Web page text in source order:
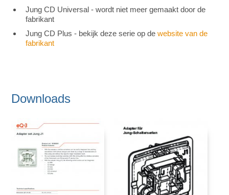
Jung CD Universal - wordt niet meer gemaakt door de
fabrikant
Jung CD Plus - bekijk deze serie op de website van de
fabrikant
Downloads